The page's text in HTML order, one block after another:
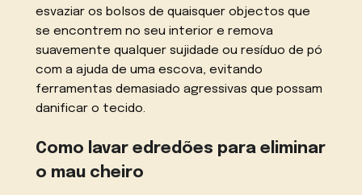
esvaziar os bolsos de quaisquer objectos que
se encontrem no seu interior e remova
suavemente qualquer sujidade ou resíduo de pó
com a ajuda de uma escova, evitando
ferramentas demasiado agressivas que possam
danificar o tecido.
Como lavar edredões para eliminar
o mau cheiro